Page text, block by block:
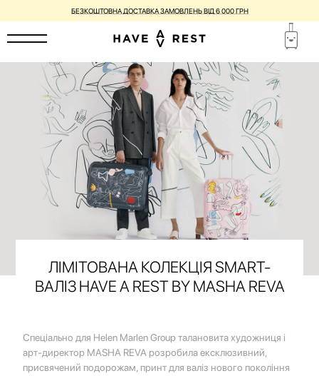
БЕЗКОШТОВНА ДОСТАВКА ЗАМОВЛЕНЬ ВІД 6 000 ГРН
ЛІМІТОВАНА КОЛЕКЦІЯ SMART-
ВАЛІЗ HAVE A REST BY MASHA REVA
Спеціально для Helen Marlen Group талановита художниця і
арт-директор MASHA REVA розробила ексклюзивний,
присвячений подорожам, принт для валіз нового покоління